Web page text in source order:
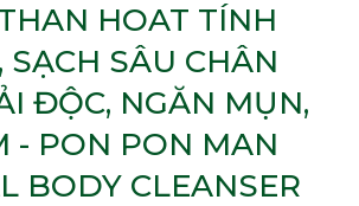
HOAT TÍNH
SẠCH SÂU CHÂN
ĐỘC, NGĂN MỤN,
- PON PON MAN
BODY CLEANSER